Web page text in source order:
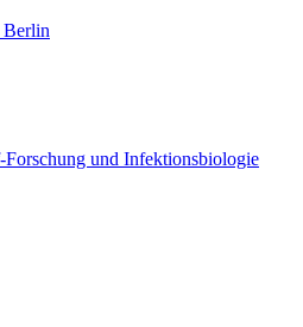
Berlin
und Infektionsbiologie